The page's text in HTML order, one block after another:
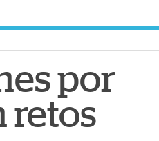
por
retos